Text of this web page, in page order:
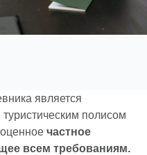
является
полисом
частное
всем требованиям.